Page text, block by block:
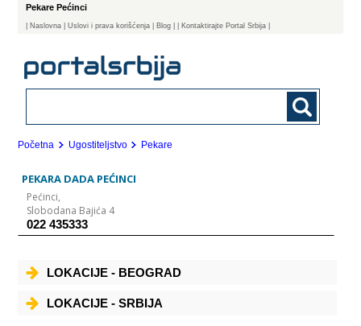
Pekare Pećinci
Naslovna | Uslovi i prava korišćenja Blog | Kontaktirajte Portal Srbija |
Početna Ugostiteljstvo Pekare
PEKARA DADA PEĆINCI
Pećinci,
Slobodana Bajića 4
022 435333
LOKACIJE - BEOGRAD
LOKACIJE - SRBIJA